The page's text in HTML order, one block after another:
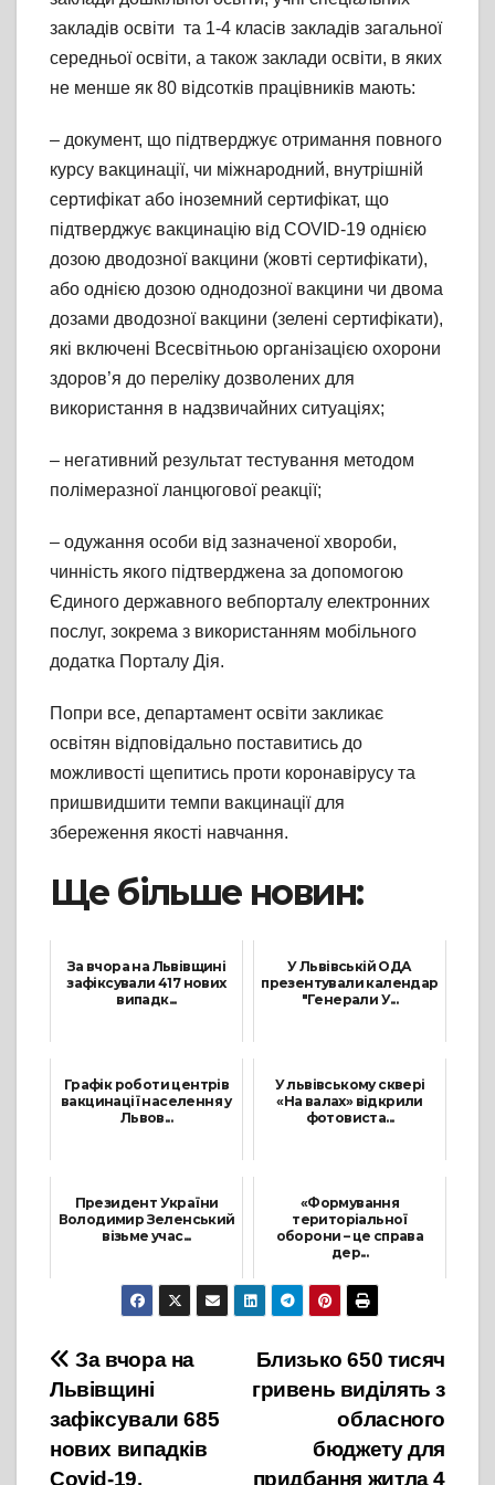
закладів освіти та 1-4 класів закладів загальної
середньої освіти, а також заклади освіти, в яких
не менше як 80 відсотків працівників мають:
– документ, що підтверджує отримання повного
курсу вакцинації, чи міжнародний, внутрішній
сертифікат або іноземний сертифікат, що
підтверджує вакцинацію від COVID-19 однією
дозою дводозної вакцини (жовті сертифікати),
або однією дозою однодозної вакцини чи двома
дозами дводозної вакцини (зелені сертифікати),
які включені Всесвітньою організацією охорони
здоров’я до переліку дозволених для
використання в надзвичайних ситуаціях;
– негативний результат тестування методом
полімеразної ланцюгової реакції;
– одужання особи від зазначеної хвороби,
чинність якого підтверджена за допомогою
Єдиного державного вебпорталу електронних
послуг, зокрема з використанням мобільного
додатка Порталу Дія.
Попри все, департамент освіти закликає
освітян відповідально поставитись до
можливості щепитись проти коронавірусу та
пришвидшити темпи вакцинації для
збереження якості навчання.
Ще більше новин:
За вчора на Львівщині
зафіксували 417 нових
випадк...
У Львівській ОДА
презентували календар
"Генерали У...
Графік роботи центрів
вакцинації населення у
Львов...
У львівському сквері
«На валах» відкрили
фотовиста...
Президент України
Володимир Зеленський
візьме учас...
19 Липня, 2021
«Формування
територіальної
оборони – це справа
дер...
21 Вересня, 2021
Навігація
записів
Близько 650 тисяч
гривень виділять з
обласного
бюджету для
придбання житла 4
За вчора на
Львівщині
зафіксували 685
нових випадків
Covid-19.